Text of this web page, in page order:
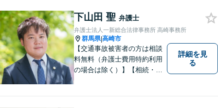
下山田 聖 弁護士
弁護士法人一新総合法律事務所 高崎事務所
群馬県|高崎市
【交通事故被害者の方は相談
料無料（弁護士費用特約利用
の場合は除く）】【相続・債
詳細を見
る